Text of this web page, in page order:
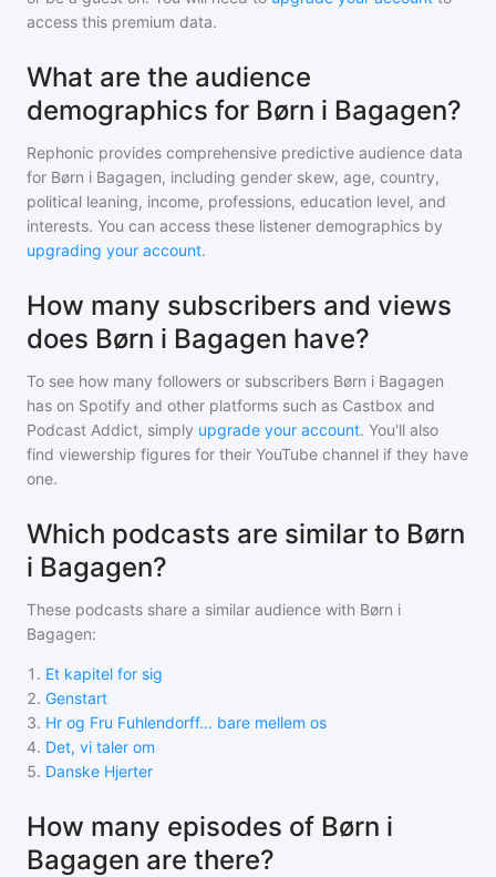
access this premium data.
What are the audience
demographics for Børn i Bagagen?
Rephonic provides comprehensive predictive audience data
for Børn i Bagagen, including gender skew, age, country,
political leaning, income, professions, education level, and
interests. You can access these listener demographics by
upgrading your account.
How many subscribers and views
does Børn i Bagagen have?
To see how many followers or subscribers Børn i Bagagen
has on Spotify and other platforms such as Castbox and
Podcast Addict, simply upgrade your account. You'll also
find viewership figures for their YouTube channel if they have
one.
Which podcasts are similar to Børn
i Bagagen?
These podcasts share a similar audience with Børn i
Bagagen:
1 . Et kapitel for sig
2. Genstart
3. Hr og Fru Fuhlendorff… bare mellem os
4. Det, vi taler om
5. Danske Hjerter
How many episodes of Børn i
Bagagen are there?